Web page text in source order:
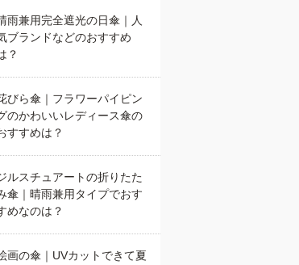
雨兼用完全遮光の日傘｜人
ブランドなどのおすすめ
？
びら傘｜フラワーパイピン
のかわいいレディース傘の
すすめは？
ルスチュアートの折りたた
傘｜晴雨兼用タイプでおす
めなのは？
画の傘｜UVカットできて夏